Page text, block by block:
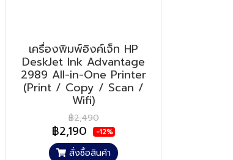
เครื่องพิมพ์อิงค์เจ็ท HP
DeskJet Ink Advantage
2989 All-in-One Printer
(Print / Copy / Scan /
Wifi)
฿2,490
฿2,190 -12%
สั่งซื้อสินค้า